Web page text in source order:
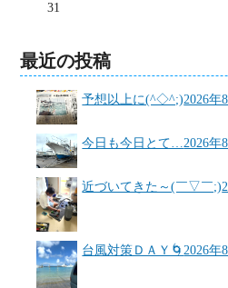
31
最近の投稿
予想以上に(^◇^;)2026年
今日も今日とて…2026年
近づいてきた～(￣▽￣;)
台風対策ＤＡＹ🌀2026年